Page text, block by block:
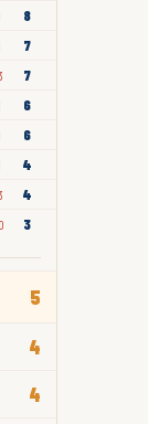
8
7
7
6
6
4
4
3
5
4
4